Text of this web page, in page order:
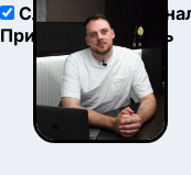
Служебные
Принять
Настроить